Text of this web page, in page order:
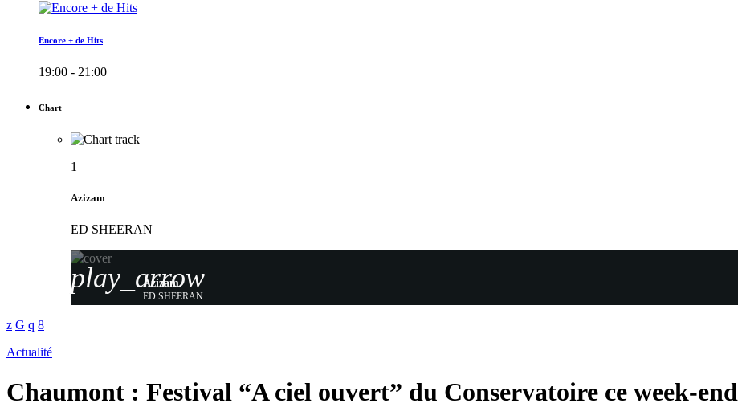
Encore + de Hits
19:00 - 21:00
Chart
1
Azizam
ED SHEERAN
play_arrow
Azizam
ED SHEERAN
Actualité
Chaumont : Festival “A ciel ouvert” du Conservatoire ce week-end